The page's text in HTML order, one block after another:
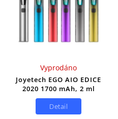
Joyetech EGO AIO EDICE
2020 1700 mAh, 2 ml
Vyprodáno
Detail